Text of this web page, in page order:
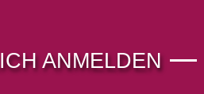
ANMELDEN